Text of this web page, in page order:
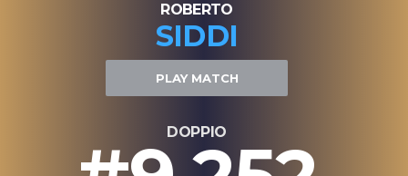
ROBERTO
SIDDI
PLAY MATCH
DOPPIO